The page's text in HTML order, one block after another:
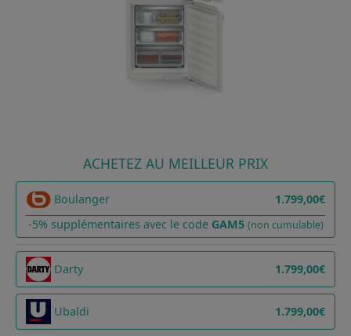
ACHETEZ AU MEILLEUR PRIX
Boulanger
1.799,00€
-5% supplémentaires avec le code GAM5 (non cumulable)
Darty 1.799,00€
Ubaldi 1.799,00€